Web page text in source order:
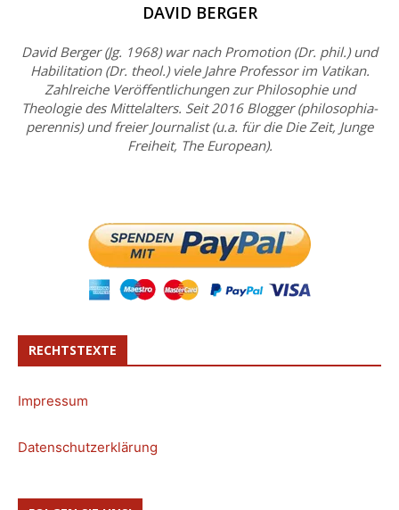
DAVID BERGER
David Berger (Jg. 1968) war nach Promotion (Dr. phil.) und
Habilitation (Dr. theol.) viele Jahre Professor im Vatikan.
Zahlreiche Veröffentlichungen zur Philosophie und
Theologie des Mittelalters. Seit 2016 Blogger (philosophia-
perennis) und freier Journalist (u.a. für die Die Zeit, Junge
Freiheit, The European).
RECHTSTEXTE
Impressum
Datenschutzerklärung